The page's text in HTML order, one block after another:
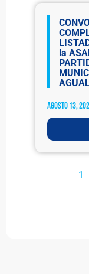
la
agosto 13,
1